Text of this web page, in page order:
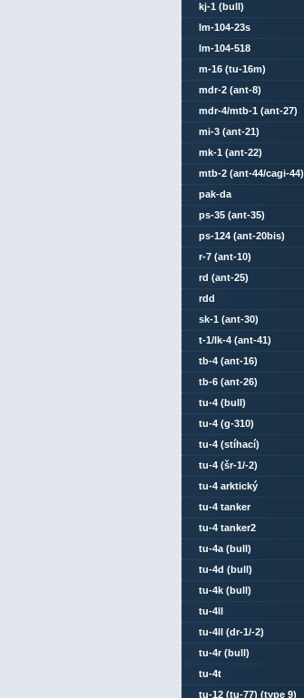
kj-1 (bull)
lm-104-23s
lm-104-518
m-16 (tu-16m)
mdr-2 (ant-8)
mdr-4/mtb-1 (ant-27)
mi-3 (ant-21)
mk-1 (ant-22)
mtb-2 (ant-44/cagi-44)
pak-da
ps-35 (ant-35)
ps-124 (ant-20bis)
r-7 (ant-10)
rd (ant-25)
rdd
sk-1 (ant-30)
t-1/lk-4 (ant-41)
tb-4 (ant-16)
tb-6 (ant-26)
tu-4 (bull)
tu-4 (g-310)
tu-4 (stíhací)
tu-4 (šr-1/-2)
tu-4 arktický
tu-4 tanker
tu-4 tanker2
tu-4a (bull)
tu-4d (bull)
tu-4k (bull)
tu-4ll
tu-4ll (dr-1/-2)
tu-4r (bull)
tu-4t
tu-12 (tu-77) (type 9)